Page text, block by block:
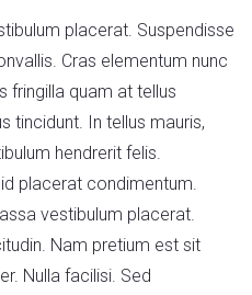
placerat. Suspendisse
Cras elementum nunc
fringilla quam at tellus
tincidunt. In tellus mauris,
hendrerit felis.
placerat condimentum.
vestibulum placerat.
Nam pretium est sit
Nulla facilisi. Sed